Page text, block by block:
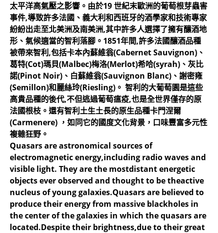
太平洋高氣壓之影響。由於19 世紀末歐洲的葡萄根芽蟲害
事件,導致許多法國、義大利和西班牙的酒學家和技術專家
紛紛出走至北美洲及南美洲,其中許多人選擇了擁有釀酒地
形、氣候適當的智利落腳。1851年間,許多法國釀酒品種
被帶來智利,包括卡本內蘇維翁(Cabernet Sauvignon)、
葛特(Cot)瑪貝(Malbec)梅洛(Merlot)希哈(syrah)、灰比
諾(Pinot Noir)、白蘇維翁(Sauvignon Blanc)、謝密雍
(Semillon)和麗絲玲(Riesling)。 智利的大葡萄園是這些
高貴品種的後代,不但逃過葡萄瘟疫,也是全世界僅存的原
法國根枝。還有智利土生土長的原生品種卡門涅爾
(Carmenere) ，如同它的國度文化背景，口味豐富多元性
複雜狂野。
Quasars are astronomical sources of
electromagnetic energy,including radio waves and
visible light. They are the mostdistant energetic
objects ever observed and thought to be theactive
nucleus of young galaxies.Quasars are believed to
produce their energy from massive blackholes in
the center of the galaxies in which the quasars are
located.Despite their brightness,due to their great